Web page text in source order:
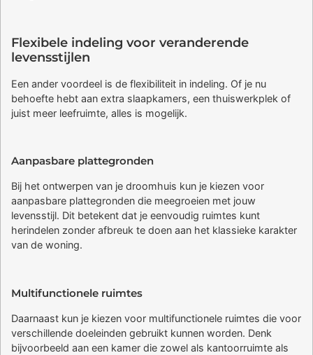
Flexibele indeling voor veranderende
levensstijlen
Een ander voordeel is de flexibiliteit in indeling. Of je nu
behoefte hebt aan extra slaapkamers, een thuiswerkplek of
juist meer leefruimte, alles is mogelijk.
Aanpasbare plattegronden
Bij het ontwerpen van je droomhuis kun je kiezen voor
aanpasbare plattegronden die meegroeien met jouw
levensstijl. Dit betekent dat je eenvoudig ruimtes kunt
herindelen zonder afbreuk te doen aan het klassieke karakter
van de woning.
Multifunctionele ruimtes
Daarnaast kun je kiezen voor multifunctionele ruimtes die voor
verschillende doeleinden gebruikt kunnen worden. Denk
bijvoorbeeld aan een kamer die zowel als kantoorruimte als